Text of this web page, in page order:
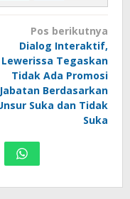
Pos berikutnya
Dialog Interaktif,
Lewerissa Tegaskan
Tidak Ada Promosi
Jabatan Berdasarkan
Suka dan Tidak
Suka